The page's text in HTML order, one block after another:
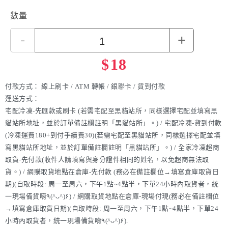
數量
- +
$18
付款方式： 線上刷卡 / ATM 轉帳 / 銀聯卡 / 貨到付款
運送方式：
宅配冷凍-先匯款或刷卡 (若需宅配至黑貓站所，同樣選擇宅配並填寫黑
貓站所地址，並於訂單備註欄註明「黑貓站所」。) / 宅配冷凍-貨到付款
(冷凍運費180+到付手續費30)(若需宅配至黑貓站所，同樣選擇宅配並填
寫黑貓站所地址，並於訂單備註欄註明「黑貓站所」。) / 全家冷凍超商
取貨-先付款(收件人請填寫與身分證件相同的姓名，以免超商無法取
貨。) / 網購取貨地點在倉庫-先付款 (務必在備註欄位→填寫倉庫取貨日
期)(自取時段: 周一至周六，下午1點~4點半，下單24小時內取貨者，統
一現場備貨唷٩(^ᴗ^)۶) / 網購取貨地點在倉庫-現場付現(務必在備註欄位
→填寫倉庫取貨日期)(自取時段: 周一至周六，下午1點~4點半，下單24
小時內取貨者，統一現場備貨唷٩(^ᴗ^)۶).